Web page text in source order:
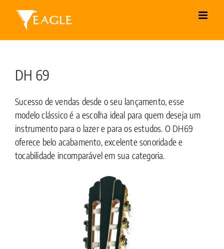
content
DH 69
Sucesso de vendas desde o seu lançamento, esse
modelo clássico é a escolha ideal para quem deseja um
instrumento para o lazer e para os estudos. O DH69
oferece belo acabamento, excelente sonoridade e
tocabilidade incomparável em sua categoria.